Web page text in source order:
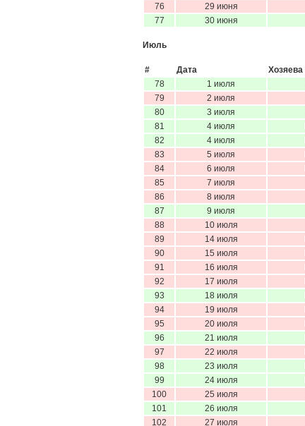
76
29 июня
77
30 июня
Июль
# Дата Хозяева
78
1 июля
79
2 июля
80
3 июля
81
4 июля
82
4 июля
83
5 июля
84
6 июля
85
7 июля
86
8 июля
87
9 июля
88
10 июля
89
14 июля
90
15 июля
91
16 июля
92
17 июля
93
18 июля
94
19 июля
95
20 июля
96
21 июля
97
22 июля
98
23 июля
99
24 июля
100
25 июля
101
26 июля
102
27 июля